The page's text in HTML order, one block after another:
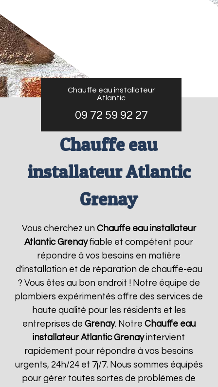
Chauffe eau installateur
Atlantic
09 72 59 92 27
Chauffe eau
installateur Atlantic
Grenay
Vous cherchez un Chauffe eau installateur
Atlantic Grenayfiable et compétent pour
répondre à vos besoins en matière
d'installation et de réparation de chauffe-eau
? Vous êtes au bon endroit ! Notre équipe de
plombiers expérimentés offre des services de
haute qualité pour les résidents et les
entreprises de Grenay. Notre Chauffe eau
installateur Atlantic Grenayintervient
rapidement pour répondre à vos besoins
urgents, 24h/24 et 7j/7. Nous sommes équipés
pour gérer toutes sortes de problèmes de